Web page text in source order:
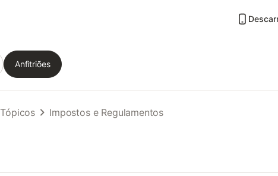
Anfitriões
Tópicos Impostos e Regulamentos